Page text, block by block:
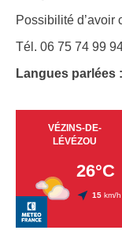
Possibilité d’avoir
Tél. 06 75 74 99
Langues parlées :